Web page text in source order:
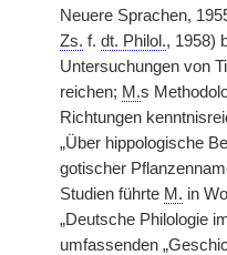
Neuere Sprachen,
Zs. f. dt. Philol., 1958)
Untersuchungen von
reichen; M.s
Richtungen
„Über hippologische
gotischer
Studien führte M. in
„Deutsche Philologie
umfassenden